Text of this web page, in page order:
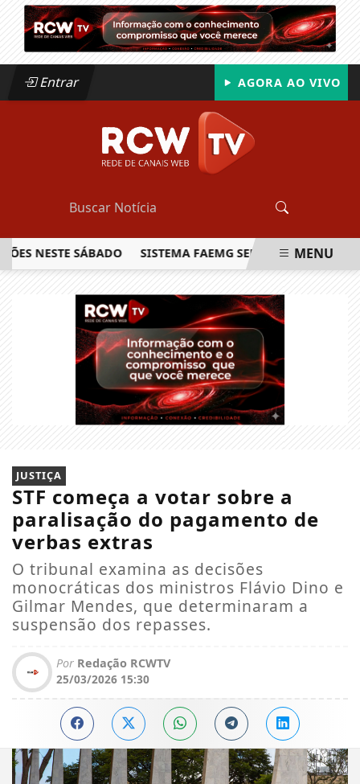
Entrar AGORA AO VIVO
SÁBADO SISTEMA FAEMG SENAR LANÇA OMENU
JUSTIÇA
STF começa a votar sobre a
paralisação do pagamento de
verbas extras
O tribunal examina as decisões
monocráticas dos ministros Flávio Dino e
Gilmar Mendes, que determinaram a
suspensão dos repasses.
Por Redação RCWTV
25/03/2026 15:30